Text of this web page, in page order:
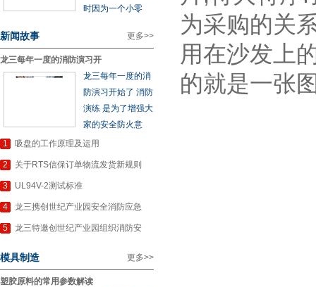
时因为一个小零
更多>>
新闻故事
龙三每年一度的消防演习开
龙三每年一度的消
防演习开始了 消防
演练 是为了增强大
家的安全防火意
1
吸盘的工作原理及运用
2 关于RTS信保订单物流发货新规则
3 UL94V-2测试标准
4 龙三携创世纪产业园安全消防应急
5 龙三特邀创世纪产业园组织消防安
更多>>
模具制造
塑胶原料的常用参数解读
为采购的关
用在沙发上
的就是一张